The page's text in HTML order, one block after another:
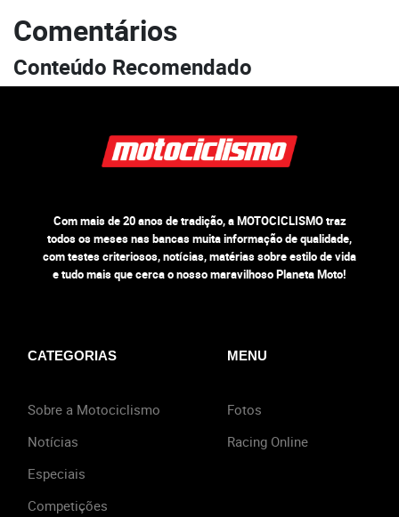
Comentários
Conteúdo Recomendado
Com mais de 20 anos de tradição, a MOTOCICLISMO traz
todos os meses nas bancas muita informação de qualidade,
com testes criteriosos, notícias, matérias sobre estilo de vida
e tudo mais que cerca o nosso maravilhoso Planeta Moto!
CATEGORIAS
Sobre a Motociclismo
Notícias
Especiais
Competições
MENU
Fotos
Racing Online